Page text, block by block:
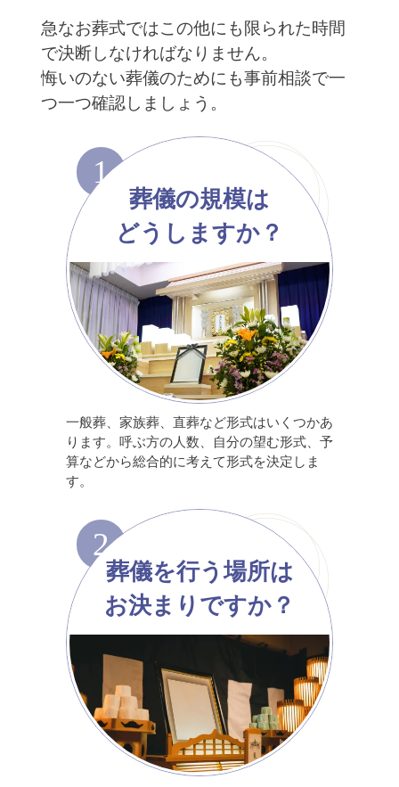
急なお葬式ではこの他にも限られた時間
で決断しなければなりません。
悔いのない葬儀のためにも事前相談で一
つ一つ確認しましょう。
1
葬儀の規模は
どうしますか？
一般葬、家族葬、直葬など形式はいくつかあ
ります。呼ぶ方の人数、自分の望む形式、予
算などから総合的に考えて形式を決定しま
す。
2
葬儀を行う場所は
お決まりですか？